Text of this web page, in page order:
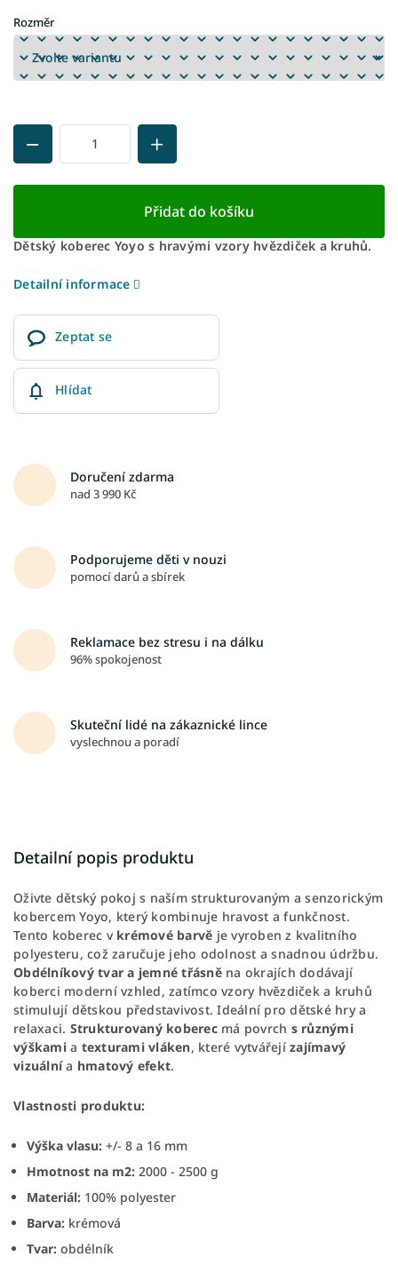
Rozměr
Přidat do košíku
Dětský koberec Yoyo s hravými vzory hvězdiček a kruhů.
Detailní informace
Zeptat se
Hlídat
Doručení zdarma
nad 3 990 Kč
Podporujeme děti v nouzi
pomocí darů a sbírek
Reklamace bez stresu i na dálku
96% spokojenost
Skuteční lidé na zákaznické lince
vyslechnou a poradí
Detailní popis produktu
Oživte dětský pokoj s naším strukturovaným a senzorickým
kobercem Yoyo, který kombinuje hravost a funkčnost.
Tento koberec v krémové barvě je vyroben z kvalitního
polyesteru, což zaručuje jeho odolnost a snadnou údržbu.
Obdélníkový tvar a jemné třásněna okrajích dodávají
koberci moderní vzhled, zatímco vzory hvězdiček a kruhů
stimulují dětskou představivost. Ideální pro dětské hry a
relaxaci. Strukturovaný koberecmá povrch s různými
výškamia texturami vláken, které vytvářejízajímavý
vizuálnía hmatový efekt.
Vlastnosti produktu:
Výška vlasu: +/- 8 a 16 mm
Hmotnost na m2: 2000 - 2500 g
Materiál: 100% polyester
Barva: krémová
Tvar: obdélník